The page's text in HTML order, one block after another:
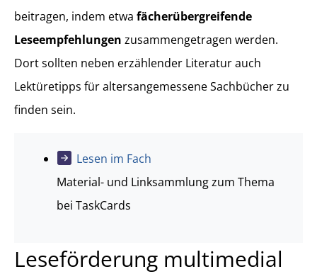
beitragen, indem etwa fächerübergreifende
Leseempfehlungen zusammengetragen werden.
Dort sollten neben erzählender Literatur auch
Lektüretipps für altersangemessene Sachbücher zu
finden sein.
Lesen im Fach
Material- und Linksammlung zum Thema
bei TaskCards
Leseförderung multimedial